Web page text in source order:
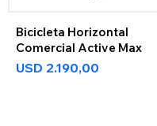
Bicicleta Horizontal
Comercial Active Max
USD 2.190,00